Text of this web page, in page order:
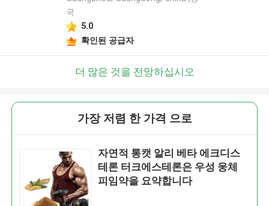
국
5.0
확인된 공급자
더 많은 것을 전망하십시오
가장 저렴 한 가격 으로
자연적 통캣 알리 베타 에크디스
테론 터크에스테론은 우성 웅체
피임약을 요약합니다